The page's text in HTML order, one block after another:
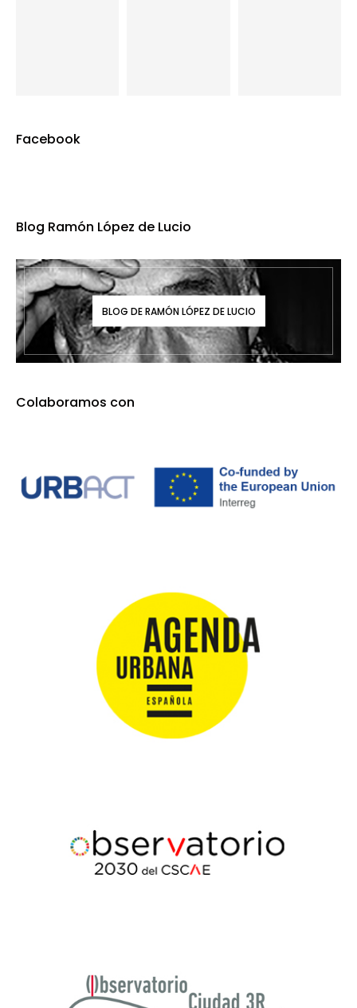
Facebook
Blog Ramón López de Lucio
BLOG DE RAMÓN LÓPEZ DE LUCIO
Colaboramos con